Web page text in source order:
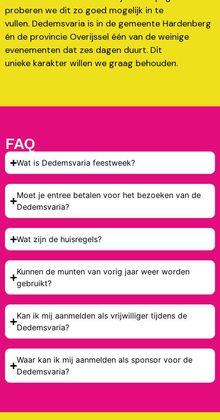
proberen we dit zo goed mogelijk in te
vullen. Dedemsvaria is in de gemeente Hardenberg
én de provincie Overijssel één van de weinige
evenementen dat zes dagen duurt. Dit
unieke karakter willen we graag behouden.
FAQ
Wat is Dedemsvaria feestweek?
Moet je entree betalen voor het bezoeken van de
Dedemsvaria?
Wat zijn de huisregels?
Kunnen de munten van vorig jaar weer worden
gebruikt?
Kan ik mij aanmelden als vrijwilliger tijdens de
Dedemsvaria?
Waar kan ik mij aanmelden als sponsor voor de
Dedemsvaria?